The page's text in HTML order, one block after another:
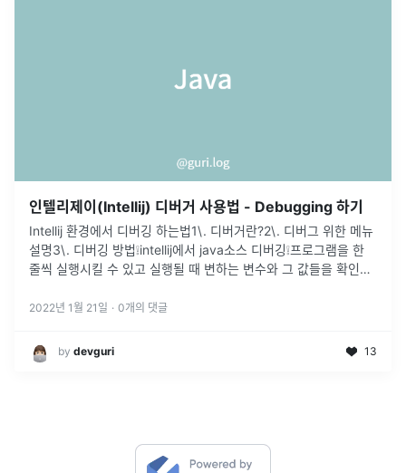
인텔리제이(Intellij) 디버거 사용법 - Debugging 하기
Intellij 환경에서 디버깅 하는법1\. 디버거란?2\. 디버그 위한 메뉴
설명3\. 디버깅 방법❕intellij에서 java소스 디버깅❕프로그램을 한
줄씩 실행시킬 수 있고 실행될 때 변하는 변수와 그 값들을 확인할
2022년 1월 21일 · 0개의 댓글
by devguri 13